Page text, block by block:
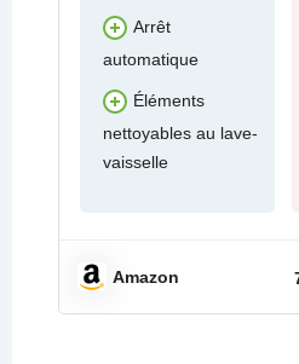
Arrêt
automatique
Éléments
nettoyables au lave-
vaisselle
Amazon